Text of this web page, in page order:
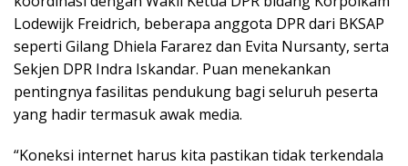
Lodewijk Freidrich, beberapa anggota DPR dari BKSAP
seperti Gilang Dhiela Fararez dan Evita Nursanty, serta
Sekjen DPR Indra Iskandar. Puan menekankan
pentingnya fasilitas pendukung bagi seluruh peserta
yang hadir termasuk awak media.
“Koneksi internet harus kita pastikan tidak terkendala